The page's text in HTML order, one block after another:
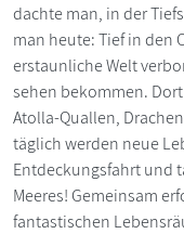
dachte man, in der
man heute: Tief in den
erstaunliche Welt
sehen bekommen.
Atolla-Quallen,
täglich werden neue
Entdeckungsfahrt und
Meeres! Gemeinsam
fantastischen